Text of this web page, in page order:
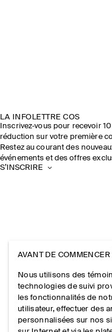
LA INFOLETTRE COS
Inscrivez‑vous pour recevoir
réduction sur votre première
Restez au courant des
événements et des offres
S’INSCRIRE
AVANT DE
Nous utilisons des
technologies de suivi
les fonctionnalités de
utilisateur, effectuer des
personnalisées sur nos